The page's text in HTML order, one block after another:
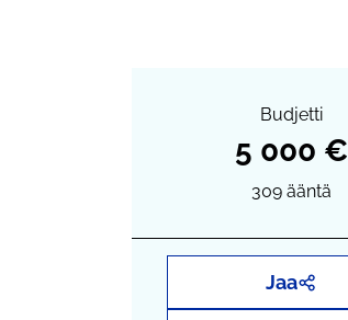
Budjetti
5 000 €
309ääntä
Jaa